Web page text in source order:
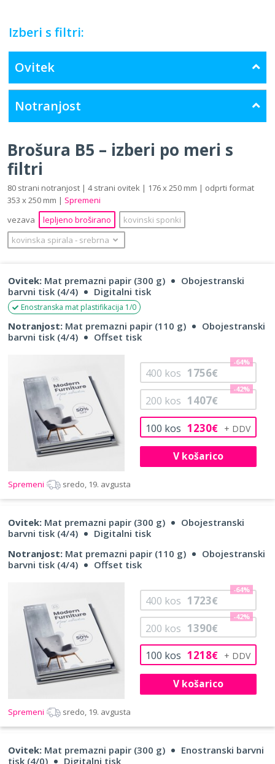
Izberi s filtri:
Ovitek
Notranjost
Brošura B5 – izberi po meri s
filtri
80 strani notranjost | 4 strani ovitek | 176 x 250 mm | odprti format
353 x 250 mm | Spremeni
vezava
lepljeno broširano
kovinski sponki
kovinska spirala ‐ srebrna
Ovitek: Mat premazni papir (300 g)
Obojestranski
barvni tisk (4/4)
Digitalni tisk
Enostranska mat plastifikacija 1/0
Notranjost: Mat premazni papir (110 g)
Obojestranski
barvni tisk (4/4)
Offset tisk
100 kos 1230€
200 kos 1407€
-42%
400 kos 1756€
-64%
V košarico
Spremeni sredo, 19. avgusta
Ovitek: Mat premazni papir (300 g)
Obojestranski
barvni tisk (4/4)
Digitalni tisk
Notranjost: Mat premazni papir (110 g)
Obojestranski
barvni tisk (4/4)
Offset tisk
100 kos 1218€
200 kos 1390€
-42%
400 kos 1723€
-64%
V košarico
Spremeni sredo, 19. avgusta
Ovitek: Mat premazni papir (300 g)
Enostranski barvni
tisk (4/0)
Digitalni tisk